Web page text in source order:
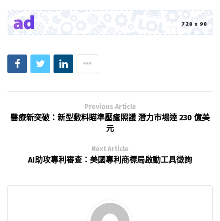
Previous Article
醫療新突破：新型敷料瞄準壓瘡照護 潛力市場達 230 億美
元
Next Article
AI助攻專利審查：美國專利商標局啟動工具徵詢